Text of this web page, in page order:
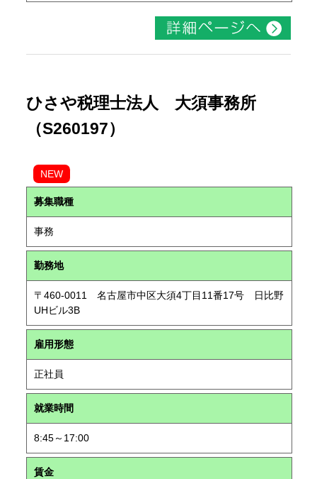
ひさや税理士法人 大須事務所
（S260197）
NEW
募集職種
事務
勤務地
〒460-0011 名古屋市中区大須4丁目11番17号 日比野
UHビル3B
雇用形態
正社員
就業時間
8:45～17:00
賃金